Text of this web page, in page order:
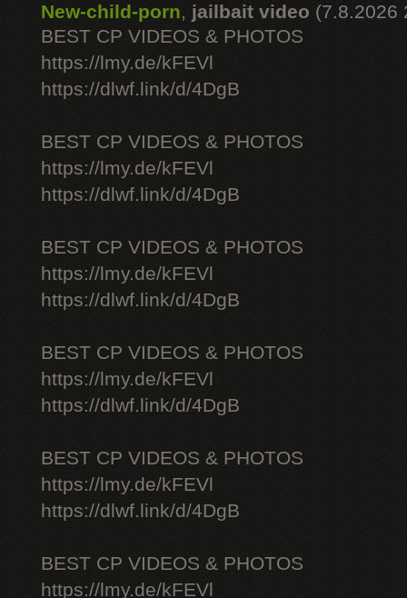
New-child-porn, jailbait video (7.8.2026
BEST CP VIDEOS & PHOTOS
https://lmy.de/kFEVl
https://dlwf.link/d/4DgB
BEST CP VIDEOS & PHOTOS
https://lmy.de/kFEVl
https://dlwf.link/d/4DgB
BEST CP VIDEOS & PHOTOS
https://lmy.de/kFEVl
https://dlwf.link/d/4DgB
BEST CP VIDEOS & PHOTOS
https://lmy.de/kFEVl
https://dlwf.link/d/4DgB
BEST CP VIDEOS & PHOTOS
https://lmy.de/kFEVl
https://dlwf.link/d/4DgB
BEST CP VIDEOS & PHOTOS
https://lmy.de/kFEVl